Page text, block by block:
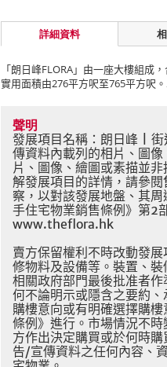
詳細資料
「朗日峰FLORA」由一座大樓組成
實用面積由276平方呎至765平方呎
聲明
發展項目名稱：朗日峰
街
傳資料內載列的相片、圖
片、圖像、繪圖或素描並
解發展項目的詳情，請參
察，以對該發展地盤、其
手住宅物業銷售條例》第2
www.theflora.hk
賣方保留權利不時改動發
修物料及設備等。裝置、
相關政府部門最後批准者
何不論明示或隱含之要約
購樓意向或有明確選擇購
條例》進行。市場情況不
方作出決定購買或於何時
告/宣傳資料之任何內容、